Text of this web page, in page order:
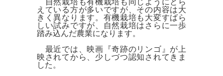
自然栽培も有機栽培も同じようにとら
えている方が多いですが、その内容は大
きく異なります。有機栽培も大変すばら
しい試みですが、自然栽培はさらに一歩
踏み込んだ農業になります。
最近では、映画『奇跡のリンゴ』が上
映されてから、少しづつ認知されてきま
した。